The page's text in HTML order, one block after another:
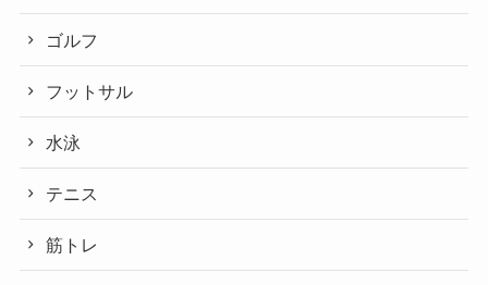
ゴルフ
フットサル
水泳
テニス
筋トレ